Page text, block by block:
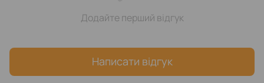
Додайте перший відгук
Написати відгук